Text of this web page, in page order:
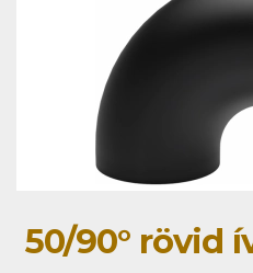
50/90° rövid